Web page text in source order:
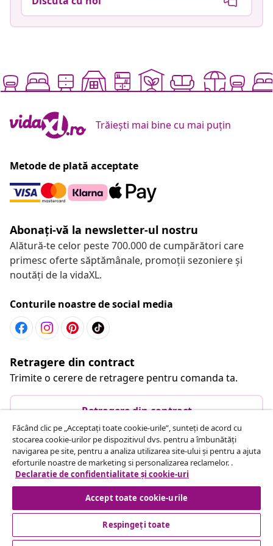
Trăiești mai bine cu mai puțin
Metode de plată acceptate
Abonați-vă la newsletter-ul nostru
Alătură-te celor peste 700.000 de cumpărători care
primesc oferte săptămânale, promoții sezoniere și
noutăți de la vidaXL.
Conturile noastre de social media
Retragere din contract
Trimite o cerere de retragere pentru comanda ta.
Retragere din contract
Serviciu clienți
vidaXL
Făcând clic pe „Acceptați toate cookie-urile”, sunteți de acord cu
stocarea cookie-urilor pe dispozitivul dvs. pentru a îmbunătăți
navigarea pe site, pentru a analiza utilizarea site-ului și pentru a ajuta
eforturile noastre de marketing si personalizarea reclamelor. .
Declarație de confidențialitate și cookie-uri
Accept toate cookie-urile
Respingeți toate